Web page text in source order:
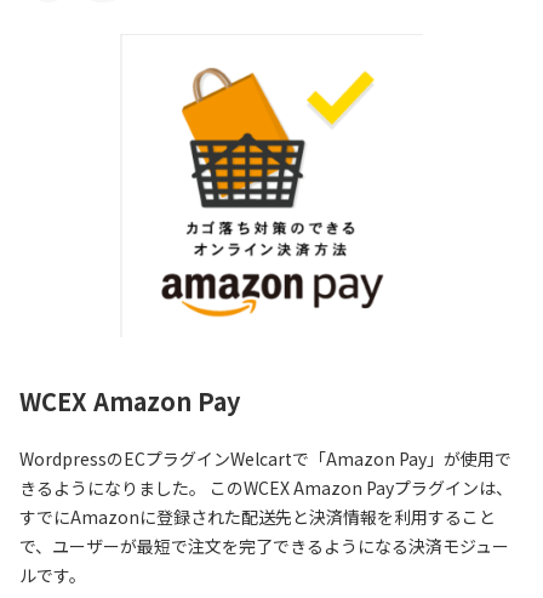
WCEX Amazon Pay
WordpressのECプラグインWelcartで「Amazon Pay」が使用で
きるようになりました。 このWCEX Amazon Payプラグインは、
すでにAmazonに登録された配送先と決済情報を利用すること
で、ユーザーが最短で注文を完了できるようになる決済モジュー
ルです。